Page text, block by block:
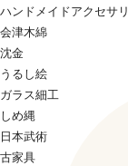
ハンドメイドアクセサ
会津木綿
沈金
うるし絵
ガラス細工
しめ縄
日本武術
古家具